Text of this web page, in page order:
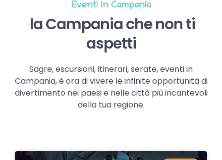
Eventi in Campania
la Campania che non ti
aspetti
Sagre, escursioni, itinerari, serate, eventi in
Campania, è ora di vivere le infinite opportunità di
divertimento nei paesi e nelle città più incantevoli
della tua regione.